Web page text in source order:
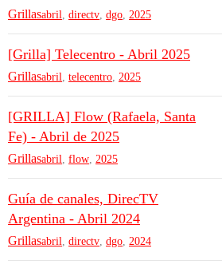
Grillasabril directv dgo 2025
[Grilla] Telecentro - Abril 2025
Grillasabril telecentro 2025
[GRILLA] Flow (Rafaela, Santa
Fe) - Abril de 2025
Grillasabril flow 2025
Guía de canales, DirecTV
Argentina - Abril 2024
Grillasabril directv dgo 2024